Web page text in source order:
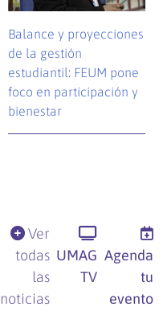
Balance y proyecciones
de la gestión
estudiantil: FEUM pone
foco en participación y
bienestar
Ver
todas
las
noticias
UMAG
TV
Agenda
tu
evento